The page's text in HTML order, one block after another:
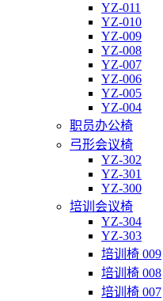
YZ-011
YZ-010
YZ-009
YZ-008
YZ-007
YZ-006
YZ-005
YZ-004
职员办公椅
弓形会议椅
YZ-302
YZ-301
YZ-300
培训会议椅
YZ-304
YZ-303
培训椅 009
培训椅 008
培训椅 007